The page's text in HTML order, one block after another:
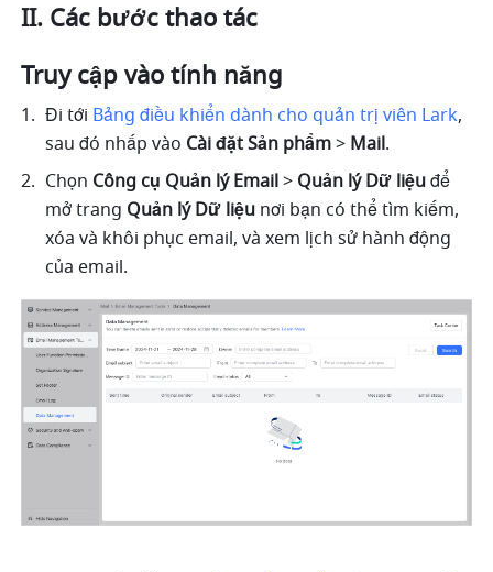
II. Các bước thao tác
Truy cập vào tính năng
Đi tới Bảng điều khiển dành cho quản trị viên Lark,
sau đó nhấp vào Cài đặt Sản phẩm > Mail.
Chọn Công cụ Quản lý Email > Quản lý Dữ liệu để
mở trang Quản lý Dữ liệu nơi bạn có thể tìm kiếm,
xóa và khôi phục email, và xem lịch sử hành động
của email.